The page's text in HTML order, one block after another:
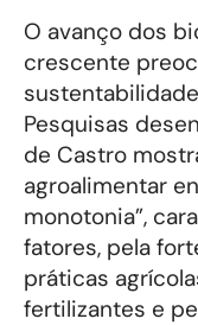
O avanço dos
crescente
Pesquisas
de Castro
agroalimentar
monotonia”,
fatores, pela
práticas
fertilizantes e